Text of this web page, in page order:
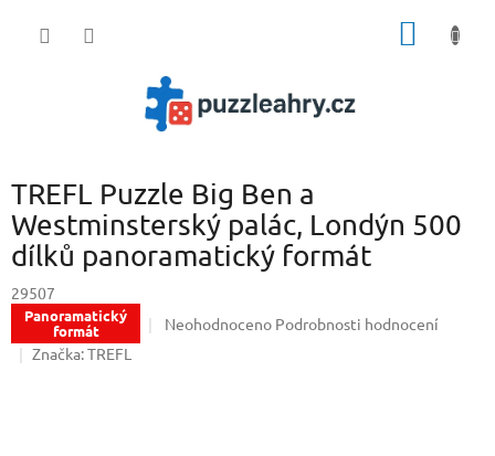
TREFL Puzzle Big Ben a
Westminsterský palác, Londýn 500
dílků panoramatický formát
29507
Panoramatický
formát
Průměrné
Neohodnoceno Podrobnosti hodnocení
Značka:TREFL